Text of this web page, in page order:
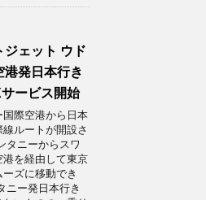
ジェット ウド
港発日本行き
ービス開始
国際空港から日本
ルートが開設さ
タニーからスワ
港を経由して東京
ズに移動でき
ニー発日本行き